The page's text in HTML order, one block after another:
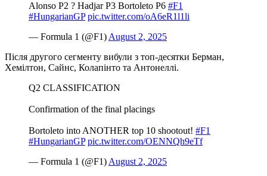
Alonso P2 ? Hadjar P3 Bortoleto P6 #F1
#HungarianGP pic.twitter.com/oA6eR1l1li
— Formula 1 (@F1)August 2, 2025
Після другого сегменту вибули з топ-десятки Берман,
Хемілтон, Сайнс, Колапінто та Антонеллі.
Q2 CLASSIFICATION
Confirmation of the final placings
Bortoleto into ANOTHER top 10 shootout! #F1
#HungarianGP pic.twitter.com/OENNQh9eTf
— Formula 1 (@F1)August 2, 2025